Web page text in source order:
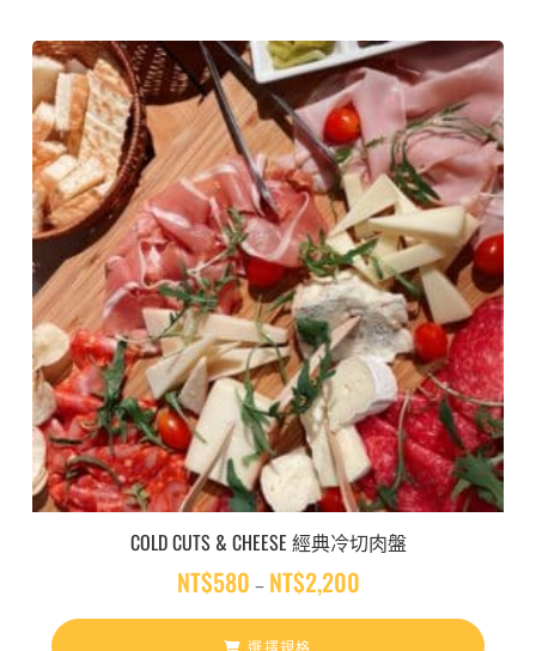
COLD CUTS & CHEESE 經典冷切肉盤
NT$580 – NT$2,200價